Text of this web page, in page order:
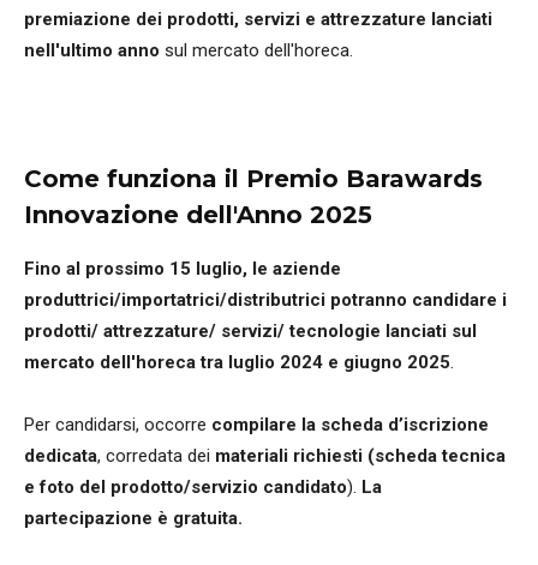
premiazione dei prodotti, servizi e attrezzature lanciati
nell'ultimo anno sul mercato dell'horeca.
Come funziona il Premio Barawards
Innovazione dell'Anno 2025
Fino al prossimo 15 luglio, le aziende
produttrici/importatrici/distributrici potranno candidare i
prodotti/ attrezzature/ servizi/ tecnologie lanciati sul
mercato dell'horeca tra luglio 2024 e giugno 2025.
Per candidarsi, occorre compilare la scheda d’iscrizione
dedicata, corredata dei materiali richiesti (scheda tecnica
e foto del prodotto/servizio candidato). La
partecipazione è gratuita.